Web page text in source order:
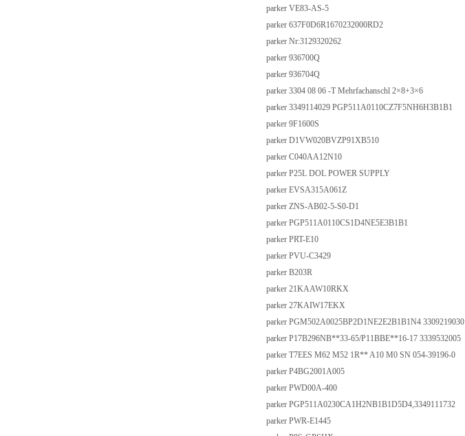
parker VE83-AS-5
parker 637F0D6R1670232000RD2
parker Nr:3129320262
parker 936700Q
parker 936704Q
parker 3304 08 06 -T Mehrfachanschl 2×8+3×6
parker 3349114029 PGP511A0110CZ7F5NH6H3B1B1
parker 9F1600S
parker D1VW020BVZP91XB510
parker C040AA12N10
parker P25L DOL POWER SUPPLY
parker EVSA315A061Z
parker ZNS-AB02-5-S0-D1
parker PGP511A0110CS1D4NE5E3B1B1
parker PRT-E10
parker PVU-C3429
parker B203R
parker 21KAAW10RKX
parker 27KAIW17EKX
parker PGM502A0025BP2D1NE2E2B1B1N4 3309219030
parker P17B296NB**33-65/P11BBE**16-17 3339532005
parker T7EES M62 M52 1R** A10 M0 SN 054-39196-0
parker P4BG2001A005
parker PWD00A-400
parker PGP511A0230CA1H2NB1B1D5D4,3349111732
parker PWR-E1445